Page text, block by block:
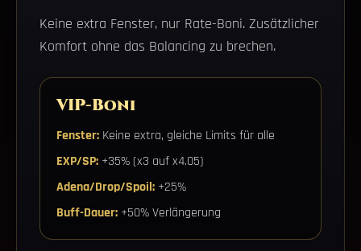
Keine extra Fenster, nur Rate-Boni. Zusätzlicher
Komfort ohne das Balancing zu brechen.
VIP-Boni
Fenster: Keine extra, gleiche Limits für alle
EXP/SP: +35% (x3 auf x4.05)
Adena/Drop/Spoil: +25%
Buff-Dauer: +50% Verlängerung